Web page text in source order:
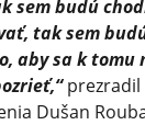
sem budú
tak sem
aby sa k tomu
prezradil
Dušan